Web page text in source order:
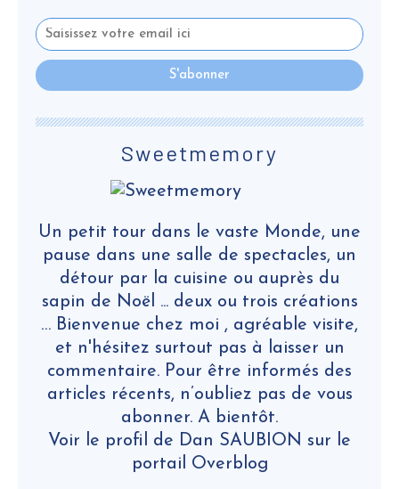
Sweetmemory
Un petit tour dans le vaste Monde, une
pause dans une salle de spectacles, un
détour par la cuisine ou auprès du
sapin de Noël ... deux ou trois créations
… Bienvenue chez moi , agréable visite,
et n'hésitez surtout pas à laisser un
commentaire. Pour être informés des
articles récents, n’oubliez pas de vous
abonner. A bientôt.
Voir le profil de Dan SAUBION sur le
portail Overblog